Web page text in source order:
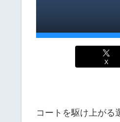
X
コートを駆け上が